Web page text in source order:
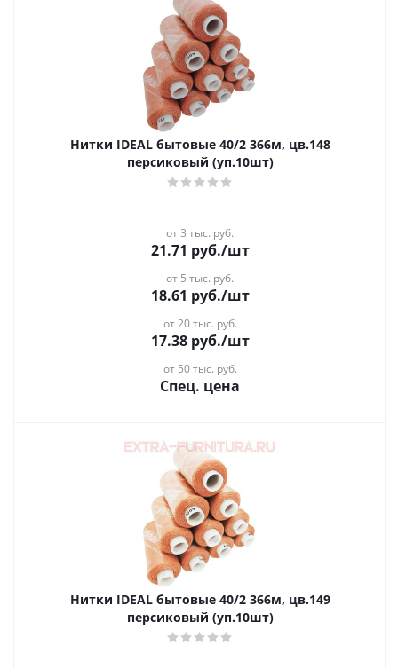
Нитки IDEAL бытовые 40/2 366м, цв.148
персиковый (уп.10шт)
от 3 тыс. руб.
21.71 руб./шт
от 5 тыс. руб.
18.61 руб./шт
от 20 тыс. руб.
17.38руб./шт
от 50 тыс. руб.
Спец. цена
Нитки IDEAL бытовые 40/2 366м, цв.149
персиковый (уп.10шт)